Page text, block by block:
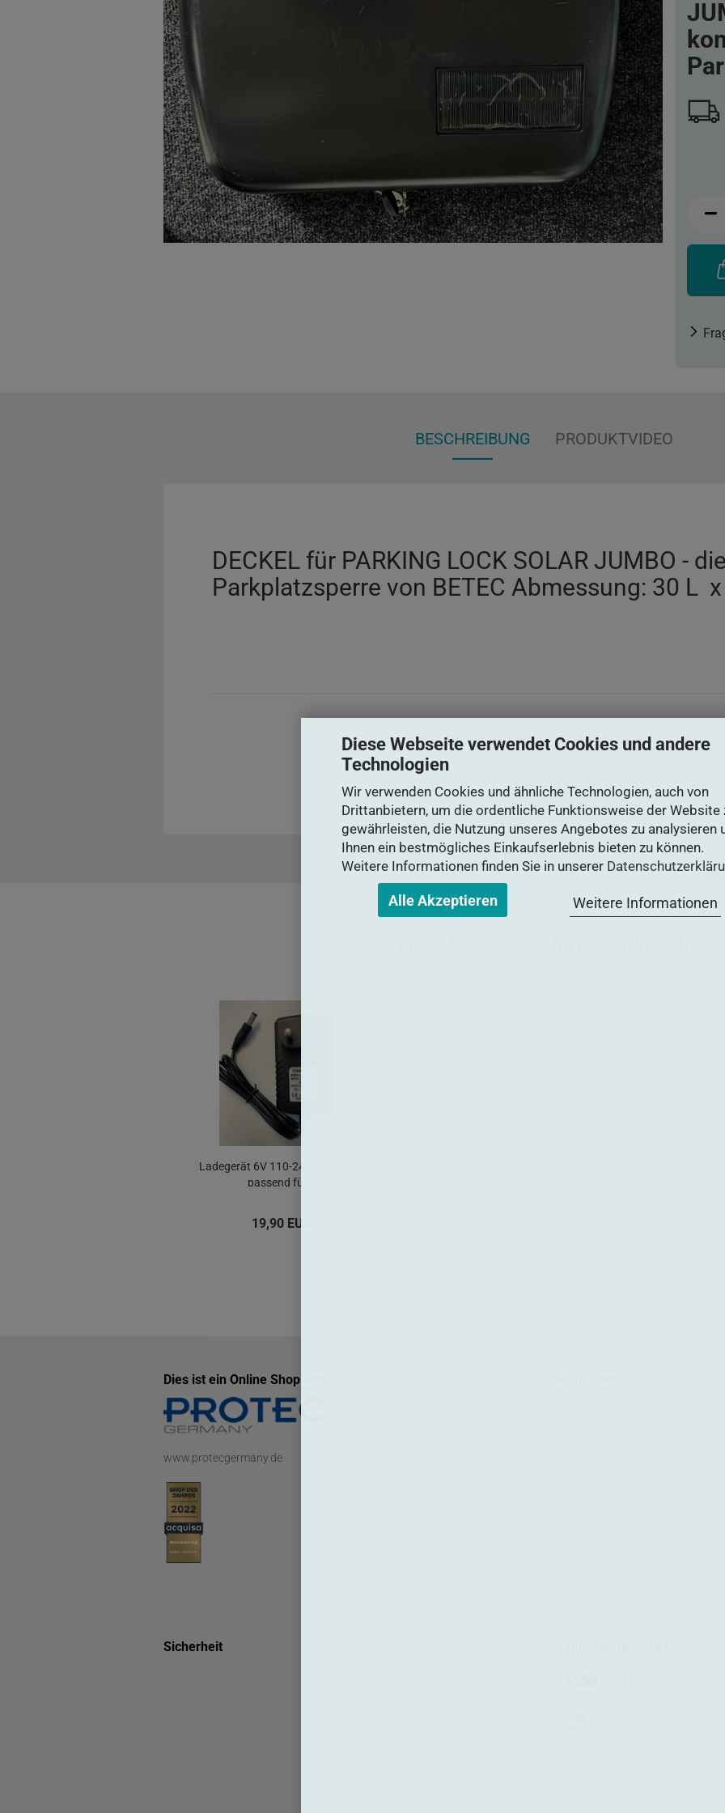
Diese Webseite verwendet Cookies und andere
Technologien
Wir verwenden Cookies und ähnliche Technologien, auch von
Drittanbietern, um die ordentliche Funktionsweise der Website
gewährleisten, die Nutzung unseres Angebotes zu analysieren
Ihnen ein bestmögliches Einkaufserlebnis bieten zu können.
Weitere Informationen finden Sie in unserer
Alle Akzeptieren Weitere Informationen
BESCHREIBUNG PRODUKTVIDEO
DECKEL für PARKING LOCK SOLAR JUMBO - die
Parkplatzsperre von BETEC Abmessung: 30 L
Ladegerät 6V 110-240V 50-60Hz
passend für...
19,90 EUR
Dies ist ein Online Shop von
www.protecgermany.de
Sicherheit